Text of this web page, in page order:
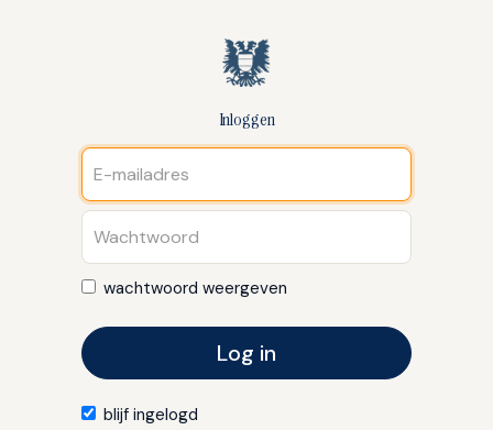
Inloggen
wachtwoord weergeven
Log in
blijf ingelogd